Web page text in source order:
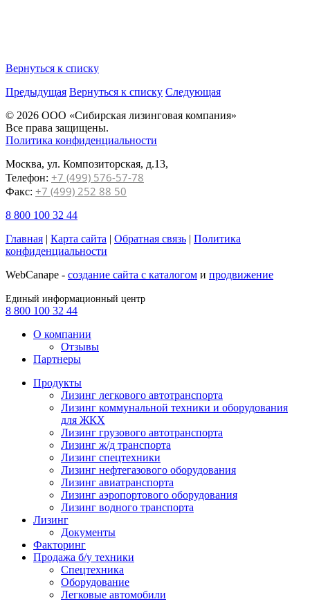
Вернуться к списку
Предыдущая Вернуться к списку Следующая
© 2026 ООО «Сибирская лизинговая компания»
Все права защищены.
Политика конфиденциальности
Москва, ул. Композиторская, д.13,
Телефон: +7 (499) 576-57-78
Факс: +7 (499) 252 88 50
8 800 100 32 44
Главная | Карта сайта | Обратная связь | Политика
конфиденциальности
WebCanape - создание сайта с каталогом и продвижение
Единый информационный центр
8 800 100 32 44
О компании
Отзывы
Партнеры
Продукты
Лизинг легкового автотранспорта
Лизинг коммунальной техники и оборудования
для ЖКХ
Лизинг грузового автотранспорта
Лизинг ж/д транспорта
Лизинг спецтехники
Лизинг нефтегазового оборудования
Лизинг авиатранспорта
Лизинг аэропортового оборудования
Лизинг водного транспорта
Лизинг
Документы
Факторинг
Продажа б/у техники
Спецтехника
Оборудование
Легковые автомобили